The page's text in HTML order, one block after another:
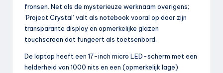
fronsen. Net als de mysterieuze werknaam overigens;
‘Project Crystal’ valt als notebook vooral op door zijn
transparante display en opmerkelijke glazen
touchscreen dat fungeert als toetsenbord.
De laptop heeft een 17-inch micro LED-scherm met een
helderheid van 1000 nits en een (opmerkelijk lage)